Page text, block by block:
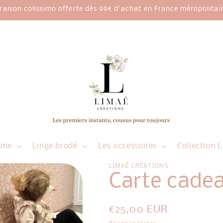
colissimo offerte dès 99€ d'achat en France
Linge brodé Les accessoires Collection
LIMAÉ CRÉATIONS
Carte
Prix
€25,00 EUR